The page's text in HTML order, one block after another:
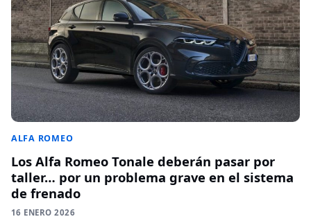
ALFA ROMEO
Los Alfa Romeo Tonale deberán pasar por
taller… por un problema grave en el sistema
de frenado
16 ENERO 2026